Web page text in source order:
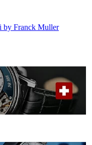
by Franck Muller